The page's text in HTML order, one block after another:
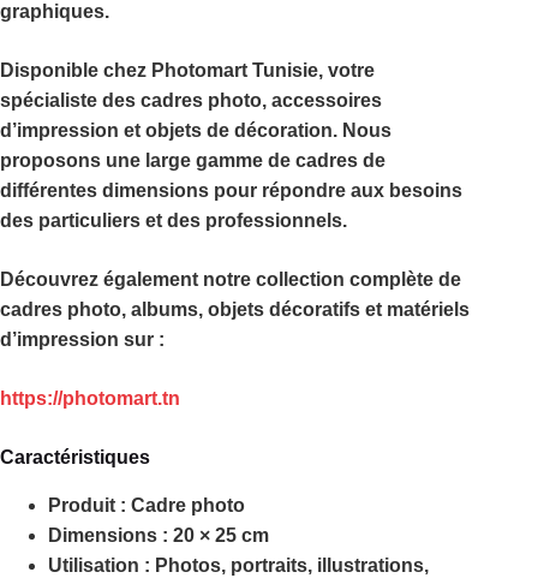
graphiques.
Disponible chez Photomart Tunisie, votre
spécialiste des cadres photo, accessoires
d’impression et objets de décoration. Nous
proposons une large gamme de cadres de
différentes dimensions pour répondre aux besoins
des particuliers et des professionnels.
Découvrez également notre collection complète de
cadres photo, albums, objets décoratifs et matériels
d’impression sur :
https://photomart.tn
Caractéristiques
Produit : Cadre photo
Dimensions : 20 × 25 cm
Utilisation : Photos, portraits, illustrations,